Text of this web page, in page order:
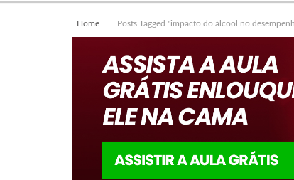
Home Posts Tagged "impacto do álcool no